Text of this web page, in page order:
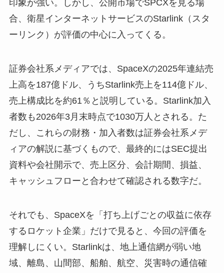
印象が強い。しかし、公開市場でSPCXを見る場
合、衛星インターネットサービスのStarlink（スタ
ーリンク）が評価の中心に入ってくる。
証券会社系メディアでは、SpaceXの2025年連結売
上高を187億ドル、うちStarlink売上を114億ドル、
売上構成比を約61％と説明している。Starlink加入
者数も2026年3月末時点で1030万人とされる。た
だし、これらの財務・加入者数は証券会社系メデ
ィアの解説に基づくもので、最終的にはSEC提出
資料や会社開示で、売上区分、会計期間、損益、
キャッシュフローと合わせて確認される数字だ。
それでも、SpaceXを「打ち上げごとの収益に依存
するロケット企業」だけで見ると、今回の評価を
理解しにくい。Starlinkは、地上通信網が弱い地
域、離島、山間部、船舶、航空、災害時の通信確